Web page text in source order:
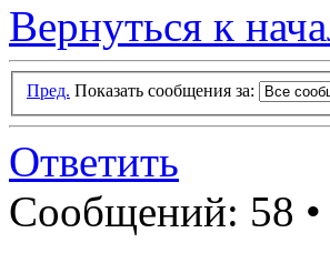
Вернуться к
Пред. Показать сообщения за:
Ответить
Сообщений: 58 •